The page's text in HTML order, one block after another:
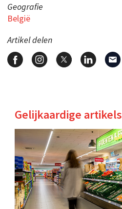
Geografie
België
Artikel delen
Gelijkaardige artikels